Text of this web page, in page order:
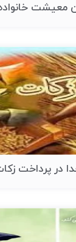
معیشت خانواده
در پرداخت زکات